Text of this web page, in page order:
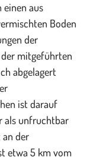
einen aus
Boden
der
der mitgeführten
abgelagert
ist darauf
als unfruchtbar
an der
etwa 5 km vom